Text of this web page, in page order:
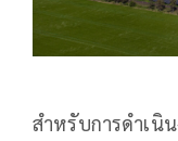
สำหรับการดำเนิ